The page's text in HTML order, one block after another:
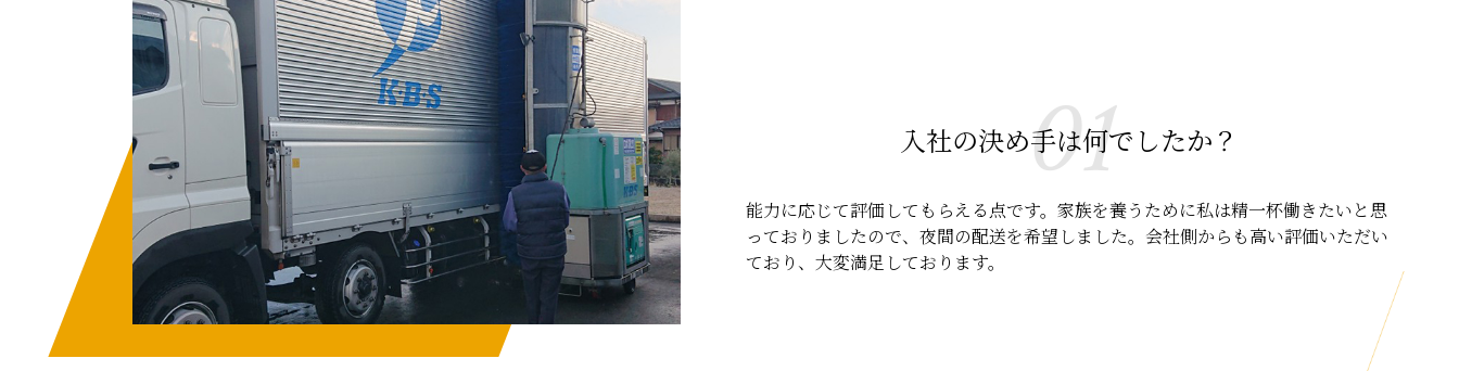
01
入社の決め手は何でしたか？
能力に応じて評価してもらえる点です。家族を養うために私は精一杯働きたいと思
っておりましたので、夜間の配送を希望しました。会社側からも高い評価いただい
ており、大変満足しております。